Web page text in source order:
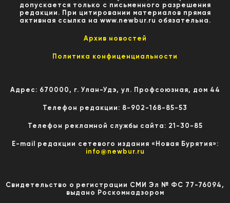
допускается только с письменного разрешения
редакции. При цитировании материалов прямая
активная ссылка на www.newbur.ru обязательна.
Архив новостей
Политика конфиценциальности
Адрес: 670000, г. Улан-Удэ, ул. Профсоюзная, дом 44
Телефон редакции: 8-902-168-85-53
Телефон рекламной службы сайта: 21-30-85
E-mail редакции сетевого издания «Новая Бурятия»:
info@newbur.ru
Свидетельство о регистрации СМИ Эл № ФС 77-76094,
выдано Роскомнадзором